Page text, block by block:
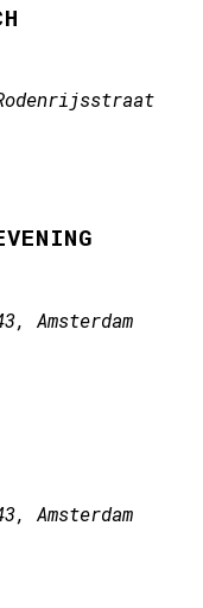
Amsterdam
Amsterdam